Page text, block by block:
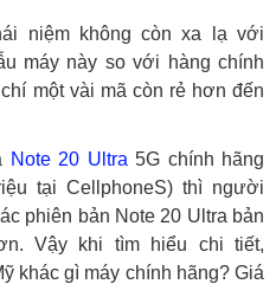
niệm không còn xa lạ với
máy này so với hàng chính
một vài mã còn rẻ hơn đến
Note 20 Ultra 5G chính hãng
tại CellphoneS) thì người
phiên bản Note 20 Ultra bản
Vậy khi tìm hiểu chi tiết,
khác gì máy chính hãng? Giá